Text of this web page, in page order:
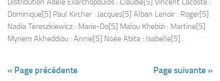
Distribution Adèle Exarchopoulos : Claudie[5] Vincent Lacoste :
Dominique[5] Paul Kircher : Jacques[5] Alban Lenoir : Roger[5]
Nadia Tereszkiewicz : Marie-Do[5] Malou Khebizi : Martine[5]
Myriem Akheddiou : Annie[5] Noée Abita : Isabelle[5]...
« Page précédente Page suivante »